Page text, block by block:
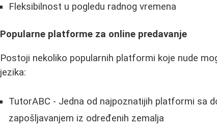
Fleksibilnost u pogledu radnog vremena
Popularne platforme za online predavanje
Postoji nekoliko popularnih platformi koje nude
jezika:
TutorABC - Jedna od najpoznatijih platformi sa
zapošljavanjem iz određenih zemalja